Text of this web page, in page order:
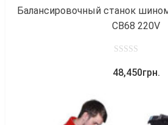
Балансировочный станок
CB68 220V
out
48,450грн.